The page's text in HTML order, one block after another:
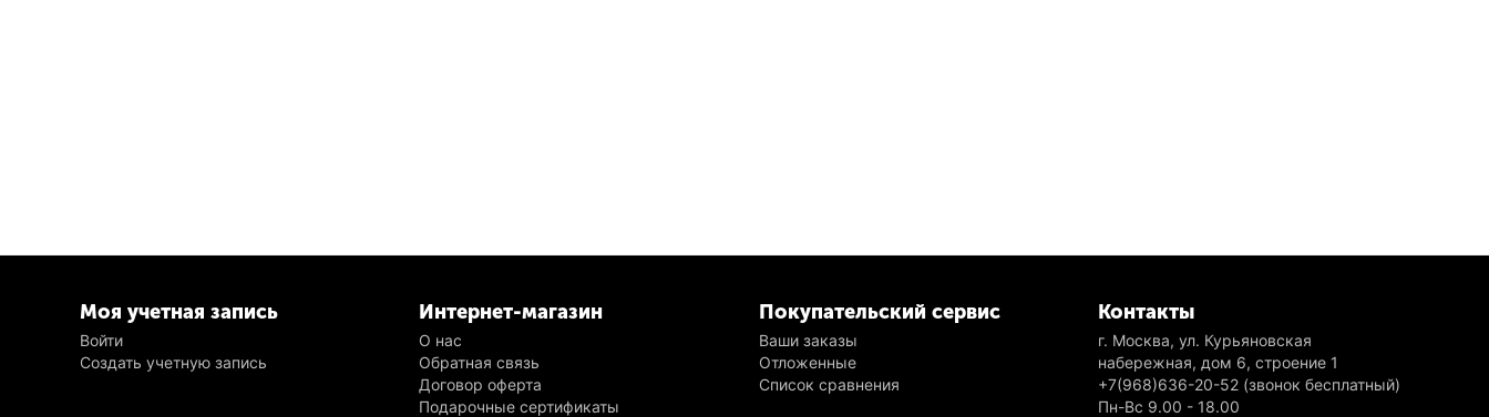
Моя учетная запись
Войти
Создать учетную запись
Интернет-магазин
О нас
Обратная связь
Договор оферта
Подарочные сертификаты
Покупательский сервис
Ваши заказы
Отложенные
Список сравнения
Контакты
г. Москва, ул. Курьяновская
набережная, дом 6, строение 1
+7(968)636-20-52 (звонок бесплатный)
Пн-Вс 9.00 - 18.00